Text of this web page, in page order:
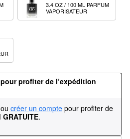
3.4 OZ / 100 ML PARFUM
VAPORISATEUR
pour profiter de l’expédition
ou créer un compte pour profiter de
.